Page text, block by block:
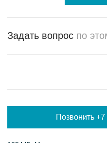
Задать вопрос по
Позвонить